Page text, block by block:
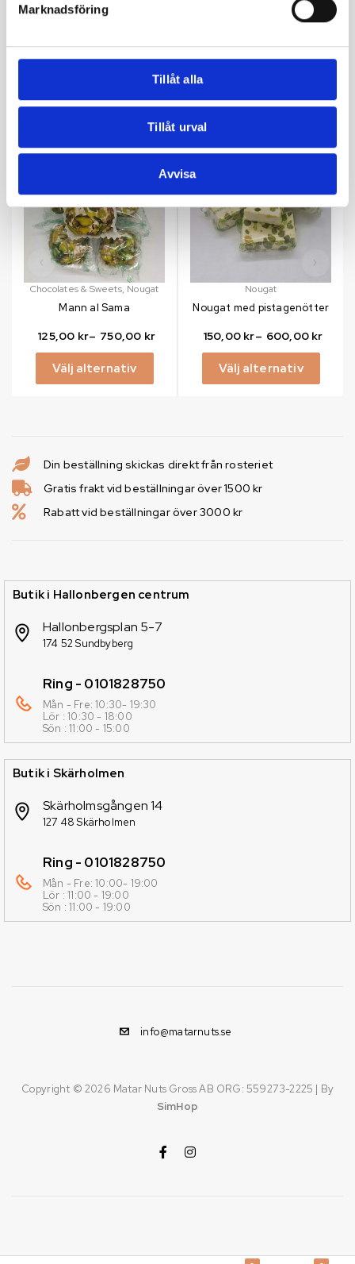
Marknadsföring
Tillåt alla
Tillåt urval
Avvisa
Välj alternativ Välj alternativ
Relaterade produkter
Chocolates & Sweets, Nougat
Mann al Sama
125,00 kr– 750,00 kr
Välj alternativ
Nougat
Nougat med pistagenötter
150,00 kr– 600,00 kr
Välj alternativ
Din beställning skickas direkt från rosteriet
Gratis frakt vid beställningar över 1500 kr
Rabatt vid beställningar över 3000 kr
Butik i Hallonbergen centrum
Hallonbergsplan 5-7
174 52 Sundbyberg
Ring - 0101828750
Mån - Fre: 10:30- 19:30
Lör : 10:30 - 18:00
Sön : 11:00 - 15:00
Butik i Skärholmen
Skärholmsgången 14
127 48 Skärholmen
Ring - 0101828750
Mån - Fre: 10:00- 19:00
Lör : 11:00 - 19:00
Sön : 11:00 - 19:00
info@matarnuts.se
Copyright © 2026 Matar Nuts Gross AB ORG: 559273-2225 | By
SimHop